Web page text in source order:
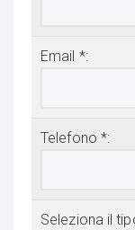
Email *:
Telefono *:
Seleziona il